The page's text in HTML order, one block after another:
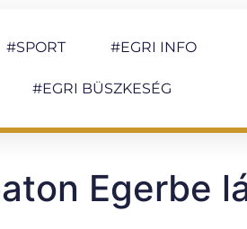
#SPORT #EGRI INFO
#EGRI BÜSZKESÉG
Egerbe